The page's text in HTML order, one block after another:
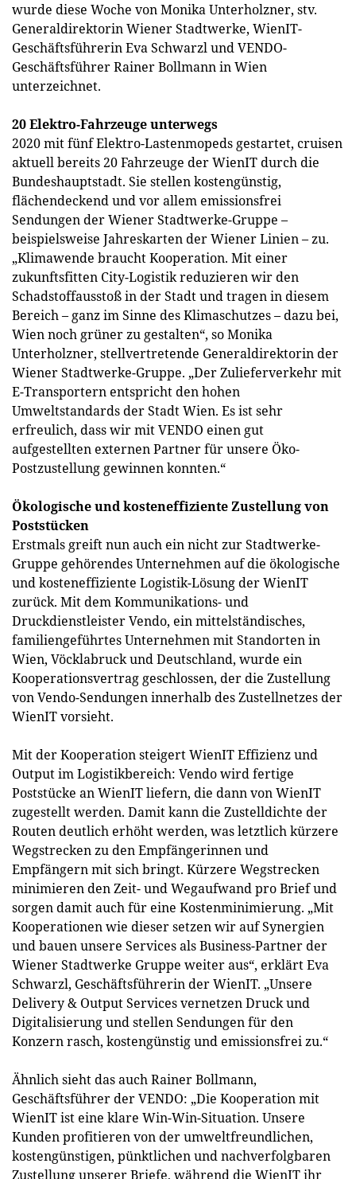
wurde diese Woche von Monika Unterholzner, stv.
Generaldirektorin Wiener Stadtwerke, WienIT-
Geschäftsführerin Eva Schwarzl und VENDO-
Geschäftsführer Rainer Bollmann in Wien
unterzeichnet.
20 Elektro-Fahrzeuge unterwegs
2020 mit fünf Elektro-Lastenmopeds gestartet, cruisen
aktuell bereits 20 Fahrzeuge der WienIT durch die
Bundeshauptstadt. Sie stellen kostengünstig,
flächendeckend und vor allem emissionsfrei
Sendungen der Wiener Stadtwerke-Gruppe –
beispielsweise Jahreskarten der Wiener Linien – zu.
„Klimawende braucht Kooperation. Mit einer
zukunftsfitten City-Logistik reduzieren wir den
Schadstoffausstoß in der Stadt und tragen in diesem
Bereich – ganz im Sinne des Klimaschutzes – dazu bei,
Wien noch grüner zu gestalten“, so Monika
Unterholzner, stellvertretende Generaldirektorin der
Wiener Stadtwerke-Gruppe. „Der Zulieferverkehr mit
E-Transportern entspricht den hohen
Umweltstandards der Stadt Wien. Es ist sehr
erfreulich, dass wir mit VENDO einen gut
aufgestellten externen Partner für unsere Öko-
Postzustellung gewinnen konnten.“
Ökologische und kosteneffiziente Zustellung von
Poststücken
Erstmals greift nun auch ein nicht zur Stadtwerke-
Gruppe gehörendes Unternehmen auf die ökologische
und kosteneffiziente Logistik-Lösung der WienIT
zurück. Mit dem Kommunikations- und
Druckdienstleister Vendo, ein mittelständisches,
familiengeführtes Unternehmen mit Standorten in
Wien, Vöcklabruck und Deutschland, wurde ein
Kooperationsvertrag geschlossen, der die Zustellung
von Vendo-Sendungen innerhalb des Zustellnetzes der
WienIT vorsieht.
Mit der Kooperation steigert WienIT Effizienz und
Output im Logistikbereich: Vendo wird fertige
Poststücke an WienIT liefern, die dann von WienIT
zugestellt werden. Damit kann die Zustelldichte der
Routen deutlich erhöht werden, was letztlich kürzere
Wegstrecken zu den Empfängerinnen und
Empfängern mit sich bringt. Kürzere Wegstrecken
minimieren den Zeit- und Wegaufwand pro Brief und
sorgen damit auch für eine Kostenminimierung. „Mit
Kooperationen wie dieser setzen wir auf Synergien
und bauen unsere Services als Business-Partner der
Wiener Stadtwerke Gruppe weiter aus“, erklärt Eva
Schwarzl, Geschäftsführerin der WienIT. „Unsere
Delivery & Output Services vernetzen Druck und
Digitalisierung und stellen Sendungen für den
Konzern rasch, kostengünstig und emissionsfrei zu.“
Ähnlich sieht das auch Rainer Bollmann,
Geschäftsführer der VENDO: „Die Kooperation mit
WienIT ist eine klare Win-Win-Situation. Unsere
Kunden profitieren von der umweltfreundlichen,
kostengünstigen, pünktlichen und nachverfolgbaren
Zustellung unserer Briefe, während die WienIT ihr